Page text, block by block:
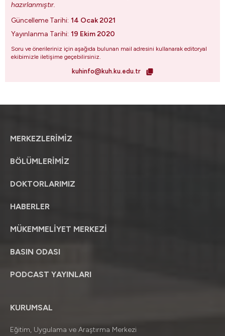
hazırlanmıştır.
Güncelleme Tarihi: 14 Ocak 2021
Yayınlanma Tarihi: 19 Ekim 2020
Soru ve önerileriniz için aşağıda bulunan mail adresini kullanarak editoryal
ekibimizle iletişime geçebilirsiniz.
kuhinfo@kuh.ku.edu.tr
MERKEZLERİMİZ
BÖLÜMLERİMİZ
DOKTORLARIMIZ
HABERLER
MÜKEMMELİYET MERKEZİ
BASIN ODASI
PODCAST YAYINLARI
KURUMSAL
Eğitim, Uygulama ve Araştırma Merkezi